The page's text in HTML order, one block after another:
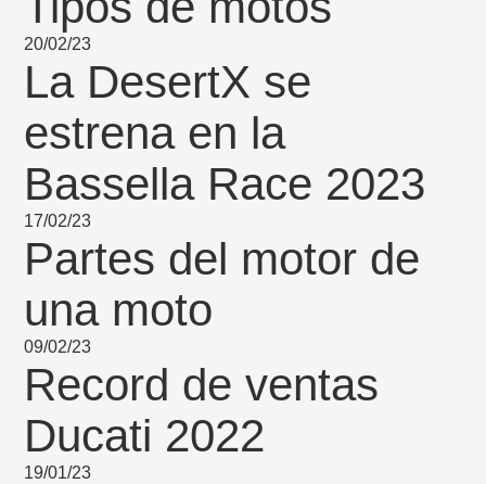
20/02/23
La DesertX se
estrena en la
Bassella Race 2023
17/02/23
Partes del motor de
una moto
09/02/23
Record de ventas
Ducati 2022
19/01/23